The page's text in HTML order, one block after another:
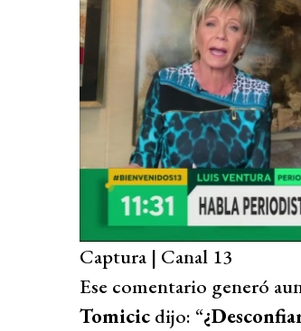
Captura | Canal 13
Ese comentario generó
Tomicic dijo: “